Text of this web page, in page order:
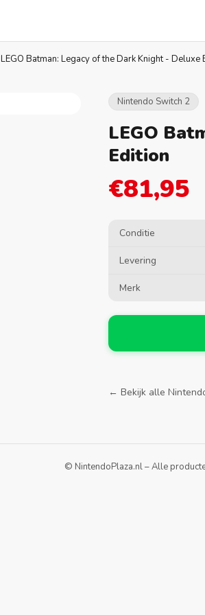
LEGO Batman: Legacy of the Dark Knight - Deluxe
Nintendo Switch 2
LEGO
Edition
€81,95
Conditie
Levering
Merk
← Bekijk alle
© NintendoPlaza.nl – Alle